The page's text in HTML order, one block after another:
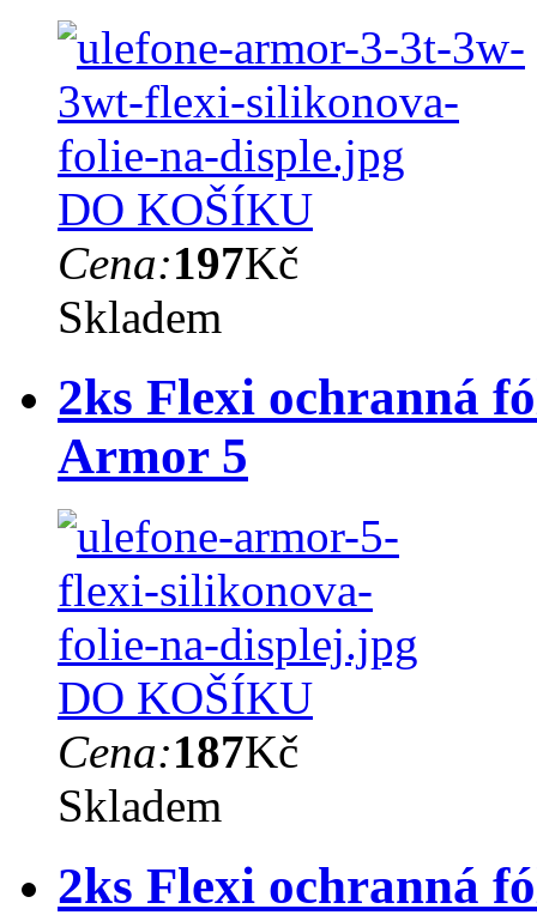
DO KOŠÍKU
Cena:197Kč
Skladem
2ks Flexi ochranná
Armor 5
DO KOŠÍKU
Cena:187Kč
Skladem
2ks Flexi ochranná